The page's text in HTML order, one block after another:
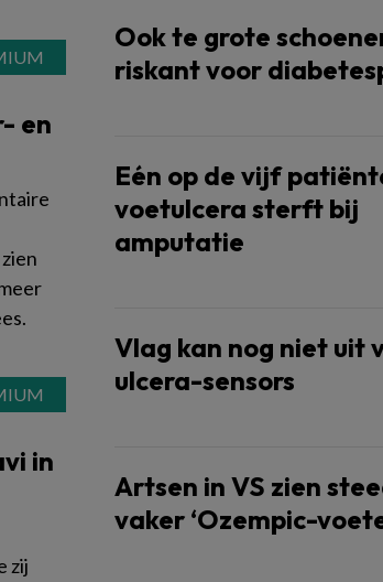
en
in
zij
Ook te grote
riskant voor
Eén op de vijf
voetulcera sterft bij
amputatie
Vlag kan nog niet uit
ulcera-sensors
Artsen in VS zien
vaker ‘Ozempic-